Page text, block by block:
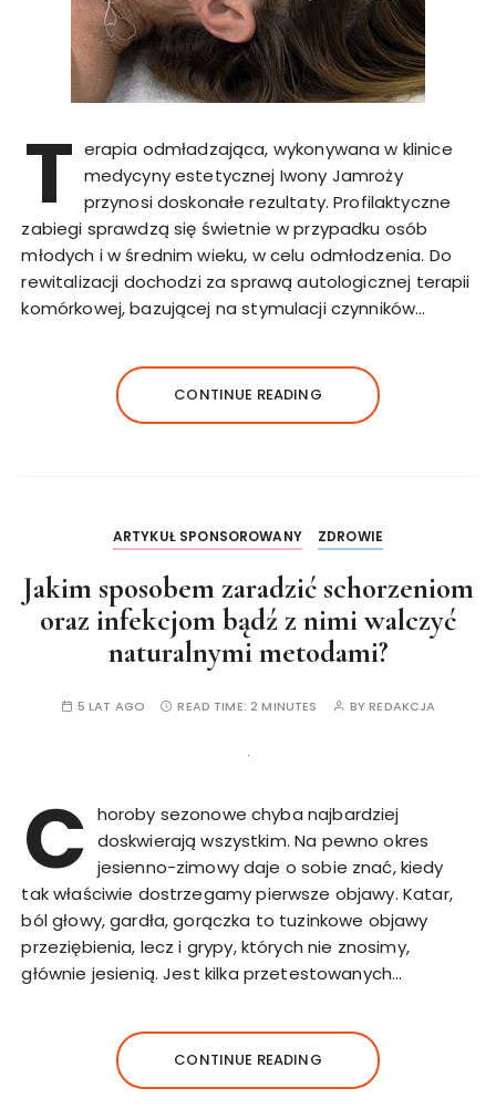
T erapia odmładzająca, wykonywana w klinice
medycyny estetycznej Iwony Jamroży
przynosi doskonałe rezultaty. Profilaktyczne
zabiegi sprawdzą się świetnie w przypadku osób
młodych i w średnim wieku, w celu odmłodzenia. Do
rewitalizacji dochodzi za sprawą autologicznej terapii
komórkowej, bazującej na stymulacji czynników…
CONTINUE READING
ARTYKUŁ SPONSOROWANY ZDROWIE
Jakim sposobem zaradzić schorzeniom
oraz infekcjom bądź z nimi walczyć
naturalnymi metodami?
5 LAT AGO READ TIME:2 MINUTES BYREDAKCJA
C horoby sezonowe chyba najbardziej
doskwierają wszystkim. Na pewno okres
jesienno-zimowy daje o sobie znać, kiedy
tak właściwie dostrzegamy pierwsze objawy. Katar,
ból głowy, gardła, gorączka to tuzinkowe objawy
przeziębienia, lecz i grypy, których nie znosimy,
głównie jesienią. Jest kilka przetestowanych…
CONTINUE READING